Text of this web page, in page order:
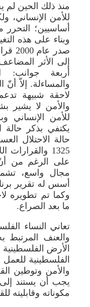
منذ ذلك الحين لم
للأمن الإنساني،
أساسيين؛
وبناء على هذه
إلى الأثر
أربعة جوانب:
والمساءلة. إلاّ
لاحقة شبيهة
والأمن لا يشير
للأمن الإنساني
يكتفي بذكر حالة
حالة الاحتلال
1325
على الرغم من أنّ
مجال واسع،
وكما تم تطويره
ما بعد الصراع.
تعاني النساء
والعنف المرتبط
الفلسطينية للعمل
والأمن وتوطين
يجب أن يستند
مكوناته وقابليته